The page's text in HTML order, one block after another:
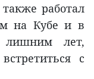
работал
на Кубе и в
лет,
с